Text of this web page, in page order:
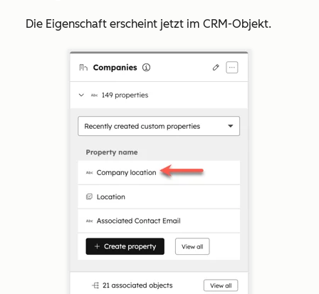
Die Eigenschaft erscheint jetzt im CRM-Objekt.